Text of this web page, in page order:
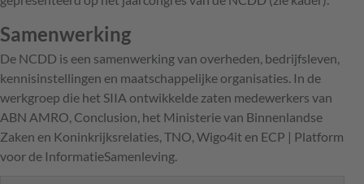
Samenwerking
De NCDD is een samenwerking van overheden, bedrijfsleven,
kennisinstellingen en maatschappelijke organisaties. In de
werkgroep die het SIIA ontwikkelde zaten medewerkers van
ABN AMRO, Conclusion, het Ministerie van Binnenlandse
Zaken en Koninkrijksrelaties, TNO, Wigo4it en ECP | Platform
voor de InformatieSamenleving.